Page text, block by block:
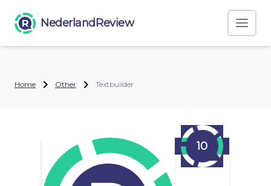
NederlandReview
Home Other Textbuilder
10